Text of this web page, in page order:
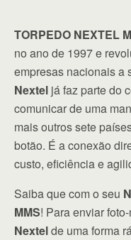
TORPEDO NEXTEL
no ano de 1997 e
empresas nacionais a
Nextel já faz parte do
comunicar de uma
mais outros sete
botão. É a conexão
custo, eficiência e
Saiba que com o seu
MMS! Para enviar
Nextelde uma forma